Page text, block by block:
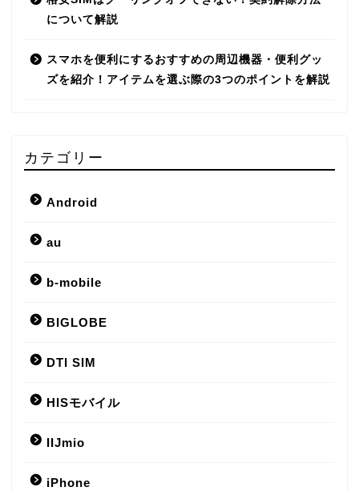
について解説
スマホを便利にするおすすめの周辺機器・便利グッ
ズを紹介！アイテムを選ぶ際の3つのポイントを解説
カテゴリー
Android
au
b-mobile
BIGLOBE
DTI SIM
HISモバイル
IIJmio
iPhone